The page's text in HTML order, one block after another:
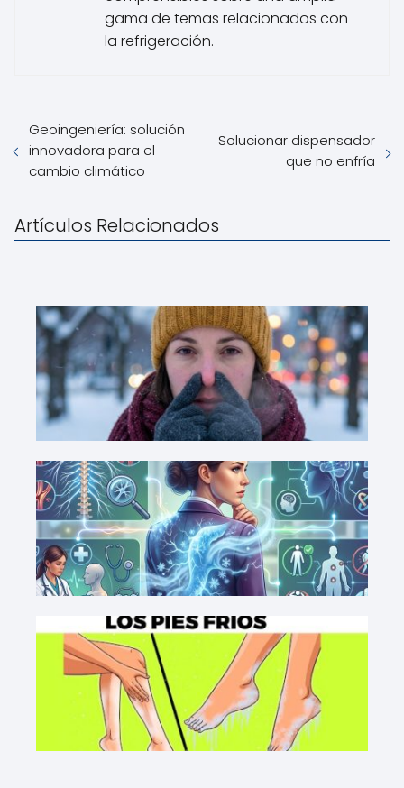
gama de temas relacionados con
la refrigeración.
Geoingeniería: solución
innovadora para el
cambio climático
Solucionar dispensador
que no enfría
Artículos Relacionados